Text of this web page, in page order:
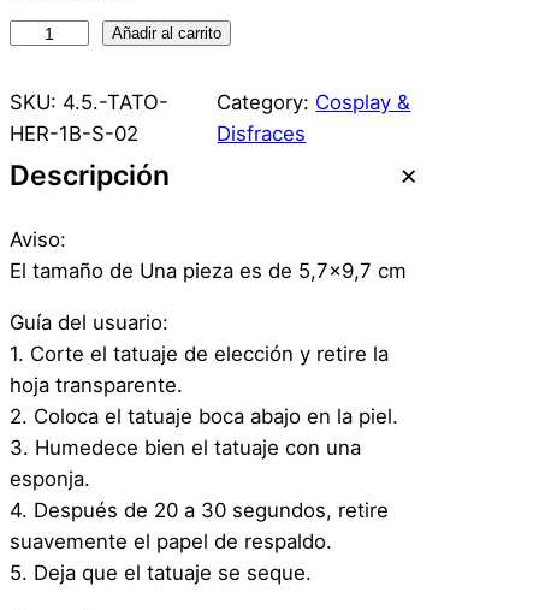
t
u
a
j
T
e
m
p
o
r
a
l
H
a
l
Añadir al carrito
SKU: 4.5.-TATO-
HER-1B-S-02
Category: Cosplay &
Disfraces
Descripción
Aviso:
El tamaño de Una pieza es de 5,7×9,7 cm
Guía del usuario:
1. Corte el tatuaje de elección y retire la
hoja transparente.
2. Coloca el tatuaje boca abajo en la piel.
3. Humedece bien el tatuaje con una
esponja.
4. Después de 20 a 30 segundos, retire
suavemente el papel de respaldo.
5. Deja que el tatuaje se seque.